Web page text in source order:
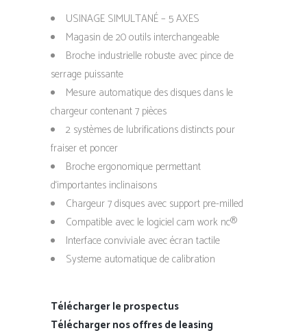
USINAGE SIMULTANÉ – 5 AXES
Magasin de 20 outils interchangeable
Broche industrielle robuste avec pince de
serrage puissante
Mesure automatique des disques dans le
chargeur contenant 7 pièces
2 systèmes de lubrifications distincts pour
fraiser et poncer
Broche ergonomique permettant
d‘importantes inclinaisons
Chargeur 7 disques avec support pre-milled
Compatible avec le logiciel cam work nc®
Interface conviviale avec écran tactile
Systeme automatique de calibration
Télécharger le prospectus
Télécharger nos offres de leasing